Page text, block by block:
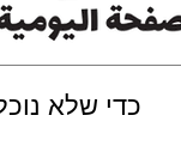
כדי שלא